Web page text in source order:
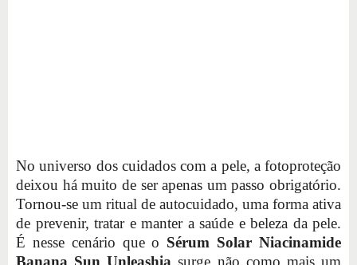
No universo dos cuidados com a pele, a fotoproteção
deixou há muito de ser apenas um passo obrigatório.
Tornou-se um ritual de autocuidado, uma forma ativa
de prevenir, tratar e manter a saúde e beleza da pele.
É nesse cenário que o Sérum Solar Niacinamide
Banana Sun Unleashia surge não como mais um